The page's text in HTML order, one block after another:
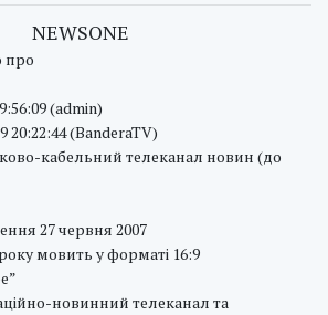
NEWSONE
про
(admin)
20:22:44 (BanderaTV)
кабельний телеканал новин (до
27 червня 2007
мовить у форматі 16:9
новинний телеканал та